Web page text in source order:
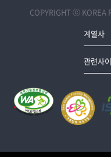
COPYRIGHT ⓒ KOREA
계열사
관련사